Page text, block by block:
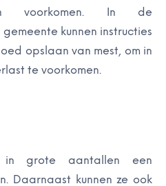
voorkomen. In de
kunnen instructies
opslaan van mest, om in
te voorkomen.
in grote aantallen een
Daarnaast kunnen ze ook